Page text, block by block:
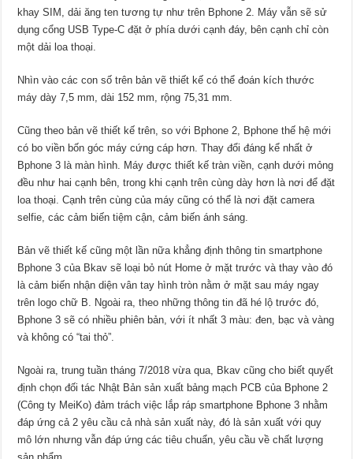
khay SIM, dải ăng ten tương tự như trên Bphone 2. Máy vẫn sẽ sử
dụng cổng USB Type-C đặt ở phía dưới cạnh đáy, bên cạnh chỉ còn
một dải loa thoại.
Nhìn vào các con số trên bản vẽ thiết kế có thể đoán kích thước
máy dày 7,5 mm, dài 152 mm, rộng 75,31 mm.
Cũng theo bản vẽ thiết kế trên, so với Bphone 2, Bphone thế hệ mới
có bo viền bốn góc máy cứng cáp hơn. Thay đổi đáng kể nhất ở
Bphone 3 là màn hình. Máy được thiết kế tràn viền, cạnh dưới mỏng
đều như hai cạnh bên, trong khi cạnh trên cùng dày hơn là nơi để đặt
loa thoại. Cạnh trên cùng của máy cũng có thể là nơi đặt camera
selfie, các cảm biến tiệm cận, cảm biến ánh sáng.
Bản vẽ thiết kế cũng một lần nữa khẳng định thông tin smartphone
Bphone 3 của Bkav sẽ loại bỏ nút Home ở mặt trước và thay vào đó
là cảm biến nhận diện vân tay hình tròn nằm ở mặt sau máy ngay
trên logo chữ B. Ngoài ra, theo những thông tin đã hé lộ trước đó,
Bphone 3 sẽ có nhiều phiên bản, với ít nhất 3 màu: đen, bạc và vàng
và không có “tai thỏ”.
Ngoài ra, trung tuần tháng 7/2018 vừa qua, Bkav cũng cho biết quyết
định chọn đối tác Nhật Bản sản xuất bảng mạch PCB của Bphone 2
(Công ty MeiKo) đảm trách việc lắp ráp smartphone Bphone 3 nhằm
đáp ứng cả 2 yêu cầu cả nhà sản xuất này, đó là sản xuất với quy
mô lớn nhưng vẫn đáp ứng các tiêu chuẩn, yêu cầu về chất lượng